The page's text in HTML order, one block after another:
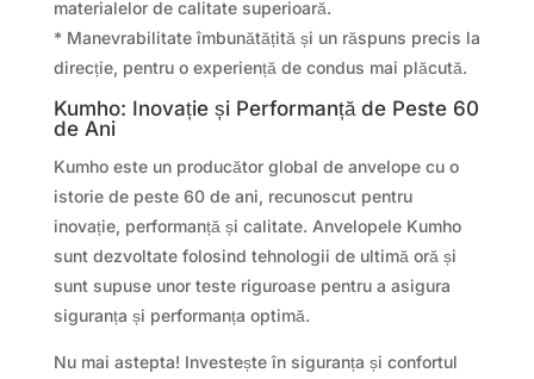
materialelor de calitate superioară.
* Manevrabilitate îmbunătățită și un răspuns precis la
direcție, pentru o experiență de condus mai plăcută.
Kumho: Inovație și Performanță de Peste 60
de Ani
Kumho este un producător global de anvelope cu o
istorie de peste 60 de ani, recunoscut pentru
inovație, performanță și calitate. Anvelopele Kumho
sunt dezvoltate folosind tehnologii de ultimă oră și
sunt supuse unor teste riguroase pentru a asigura
siguranța și performanța optimă.
Nu mai astepta! Investește în siguranța și confortul